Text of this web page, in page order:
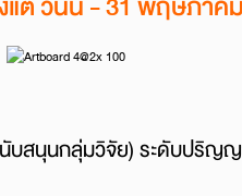
สนุนกลุ่มวิจัย) ระดับปริญ